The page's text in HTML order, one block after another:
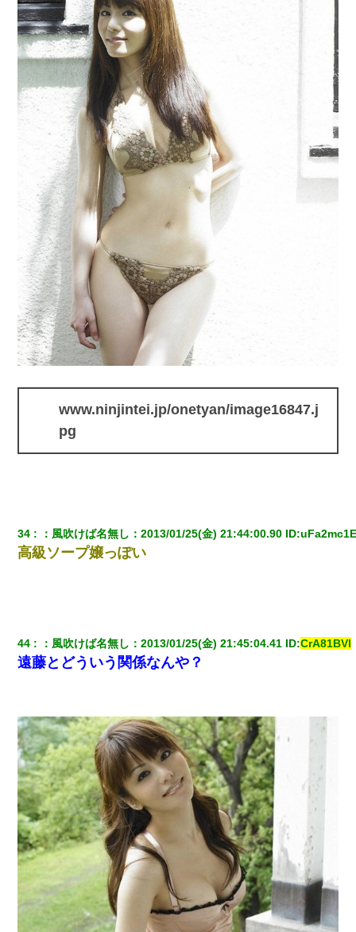
www.ninjintei.jp/onetyan/image16847.j
pg
34 ： 風吹けば名無し ：2013/01/25(金) 21:44:00.90 ID:
高級ソープ嬢っぽい
44 ： 風吹けば名無し ：2013/01/25(金) 21:45:04.41 ID:CrA81BVl
遠藤とどういう関係なんや？